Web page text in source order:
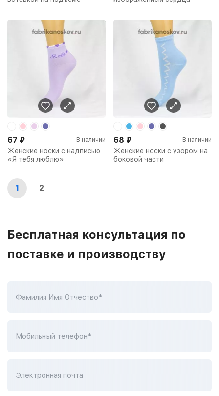
Женские носки с надписью
«Я тебя люблю»
67 ₽ В наличии
Женские носки с узором на
боковой части
68 ₽ В наличии
1 2
Бесплатная консультация по
поставке и производству
Фамилия Имя Отчество*
Мобильный телефон*
Электронная почта